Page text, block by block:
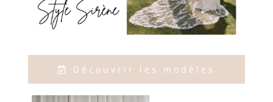
Découvrir les modèles